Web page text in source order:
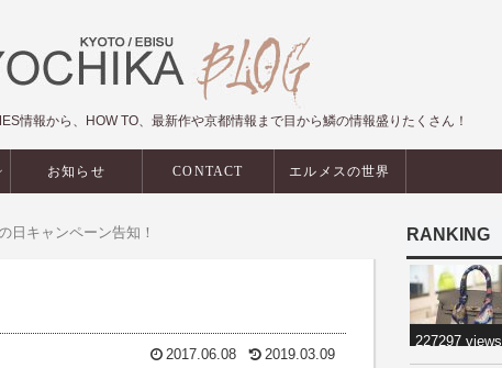
情報から、HOW TO、最新作や京都情報まで目から鱗の情報盛りたくさん！
お知らせ CONTACT エルメスの世界
日キャンペーン告知！
2017.06.08 2019.03.09
RANKING
227297 views